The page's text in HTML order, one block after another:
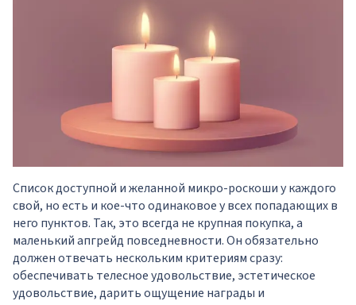
Список доступной и желанной микро-роскоши у каждого
свой, но есть и кое-что одинаковое у всех попадающих в
него пунктов. Так, это всегда не крупная покупка, а
маленький апгрейд повседневности. Он обязательно
должен отвечать нескольким критериям сразу:
обеспечивать телесное удовольствие, эстетическое
удовольствие, дарить ощущение награды и